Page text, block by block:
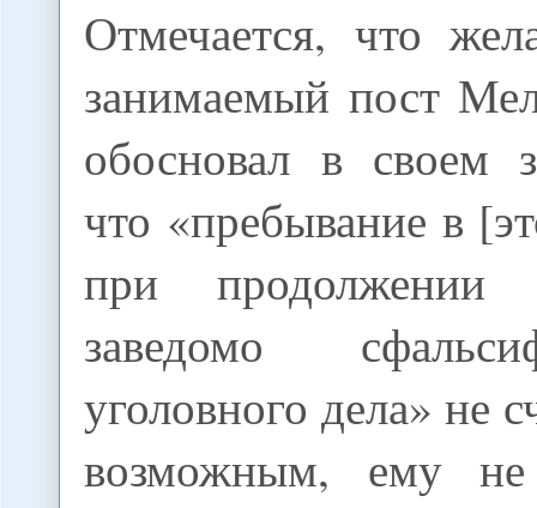
Отмечается, что
занимаемый пост
обосновал в своем
что «пребывание в
при продолжении
заведомо
уголовного дела» не
возможным, ему